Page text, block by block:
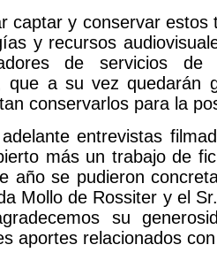
captar y conservar estos
y recursos
de servicios de
que a su vez quedarán
conservarlos para la
entrevistas
más un trabajo de
año se pudieron
Mollo de Rossiter y el
su
aportes relacionados